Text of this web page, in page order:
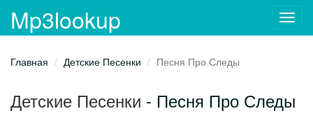
Mp3lookup
Главная Детские Песенки Песня Про Следы
Детские Песенки - Песня Про Следы